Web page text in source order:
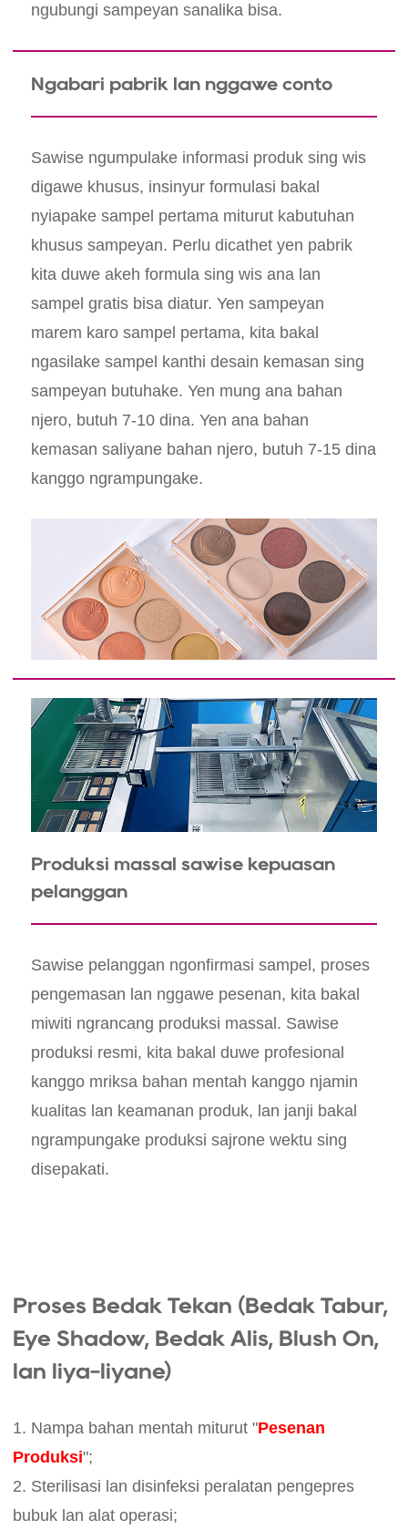
ngubungi sampeyan sanalika bisa.
Ngabari pabrik lan nggawe conto
Sawise ngumpulake informasi produk sing wis
digawe khusus, insinyur formulasi bakal
nyiapake sampel pertama miturut kabutuhan
khusus sampeyan. Perlu dicathet yen pabrik
kita duwe akeh formula sing wis ana lan
sampel gratis bisa diatur. Yen sampeyan
marem karo sampel pertama, kita bakal
ngasilake sampel kanthi desain kemasan sing
sampeyan butuhake. Yen mung ana bahan
njero, butuh 7-10 dina. Yen ana bahan
kemasan saliyane bahan njero, butuh 7-15 dina
kanggo ngrampungake.
Produksi massal sawise kepuasan
pelanggan
Sawise pelanggan ngonfirmasi sampel, proses
pengemasan lan nggawe pesenan, kita bakal
miwiti ngrancang produksi massal. Sawise
produksi resmi, kita bakal duwe profesional
kanggo mriksa bahan mentah kanggo njamin
kualitas lan keamanan produk, lan janji bakal
ngrampungake produksi sajrone wektu sing
disepakati.
Proses Bedak Tekan (Bedak Tabur,
Eye Shadow, Bedak Alis, Blush On,
lan liya-liyane)
1. Nampa bahan mentah miturut "Pesenan
Produksi";
2. Sterilisasi lan disinfeksi peralatan pengepres
bubuk lan alat operasi;